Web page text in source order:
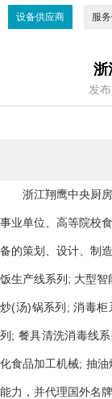
设备供应商 服
浙
发
浙江翔鹰中央厨房
事业单位、高等院校
备的策划、设计、制
饭生产线系列; 大型
炒(汤)锅系列; 消毒
列; 餐具清洗消毒线
化食品加工机械; 抽
能力，并代理国外名